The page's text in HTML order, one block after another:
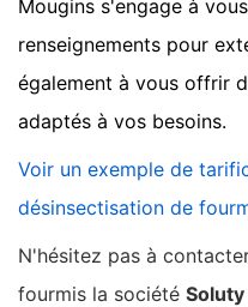
Mougins s'engage à
renseignements pour
également à vous offrir
adaptés à vos besoins.
Voir un exemple de
désinsectisation de
N'hésitez pas à
fourmis la société Soluty